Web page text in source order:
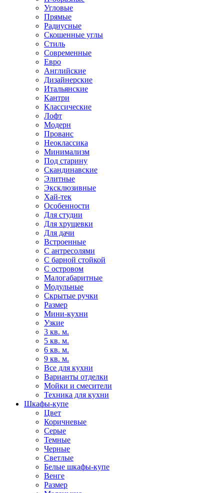
Угловые
Прямые
Радиусные
Скошенные углы
Стиль
Современные
Евро
Английские
Дизайнерские
Итальянские
Кантри
Классические
Лофт
Модерн
Прованс
Неоклассика
Минимализм
Под старину
Скандинавские
Элитные
Эксклюзивные
Хай-тек
Особенности
Для студии
Для хрущевки
Для дачи
Встроенные
С антресолями
С барной стойкой
С островом
Малогабаритные
Модульные
Скрытые ручки
Размер
Мини-кухни
Узкие
3 кв. м.
5 кв. м.
6 кв. м.
9 кв. м.
Все для кухни
Варианты отделки
Мойки и смесители
Техника для кухни
Шкафы-купе
Цвет
Коричневые
Серые
Темные
Черные
Светлые
Белые шкафы-купе
Венге
Размер